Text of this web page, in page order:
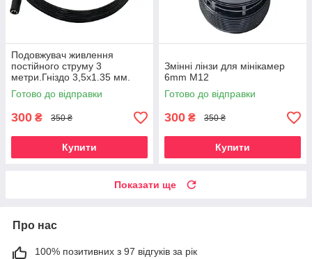
Подовжувач живлення
постійного струму 3
метри.Гніздо 3,5x1.35 мм.
Дріт для камер
відеоспостереження 5В
Готово до відправки
300 ₴ 350 ₴
Купити
Змінні лінзи для мінікамер
6mm M12
Готово до відправки
300 ₴ 350 ₴
Купити
Показати ще
Про нас
100% позитивних з 97 відгуків за рік